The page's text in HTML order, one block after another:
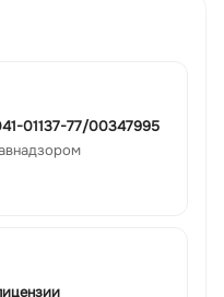
01137-77/00347995